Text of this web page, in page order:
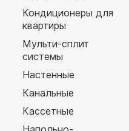
Кондиционеры для
квартиры
Мульти-сплит
системы
Настенные
Канальные
Кассетные